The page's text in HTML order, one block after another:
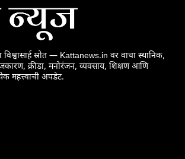
विश्वासार्ह स्रोत — Kattanews.in वर वाचा स्थानिक,
राजकारण, क्रीडा, मनोरंजन, व्यवसाय, शिक्षण आणि
महत्त्वाची अपडेट.